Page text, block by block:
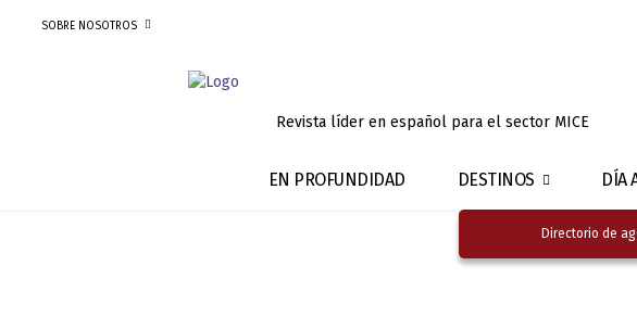
SOBRE NOSOTROS
Revista líder en español para el sector MICE
EN PROFUNDIDAD DESTINOS DÍA
Directorio de